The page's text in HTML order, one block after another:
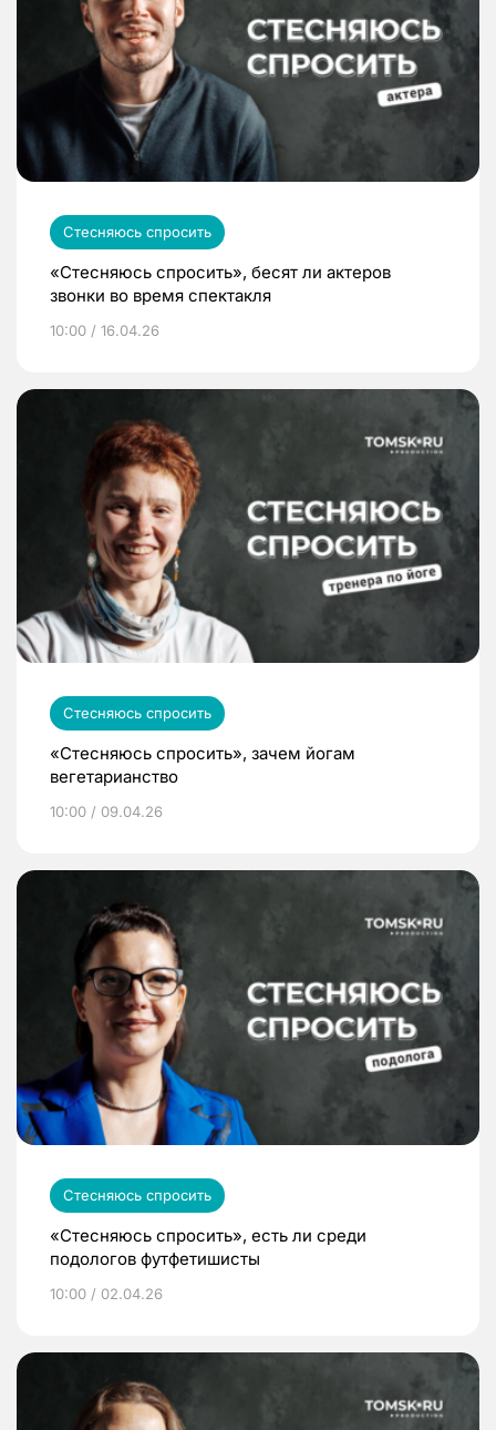
Стесняюсь спросить
«Стесняюсь спросить», бесят ли актеров
звонки во время спектакля
10:00 / 16.04.26
Стесняюсь спросить
«Стесняюсь спросить», зачем йогам
вегетарианство
10:00 / 09.04.26
Стесняюсь спросить
«Стесняюсь спросить», есть ли среди
подологов футфетишисты
10:00 / 02.04.26